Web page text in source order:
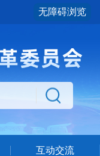
无障碍浏览
互动交流